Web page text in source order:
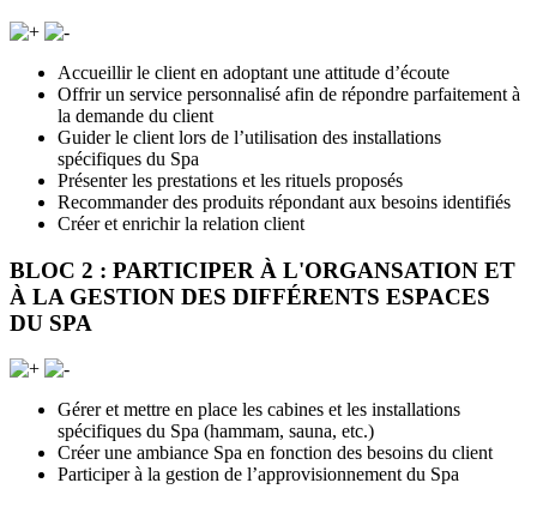
Accueillir le client en adoptant une attitude d’écoute
Offrir un service personnalisé afin de répondre parfaitement à
la demande du client
Guider le client lors de l’utilisation des installations
spécifiques du Spa
Présenter les prestations et les rituels proposés
Recommander des produits répondant aux besoins identifiés
Créer et enrichir la relation client
BLOC 2 : PARTICIPER À L'ORGANSATION ET
À LA GESTION DES DIFFÉRENTS ESPACES
DU SPA
Gérer et mettre en place les cabines et les installations
spécifiques du Spa (hammam, sauna, etc.)
Créer une ambiance Spa en fonction des besoins du client
Participer à la gestion de l’approvisionnement du Spa